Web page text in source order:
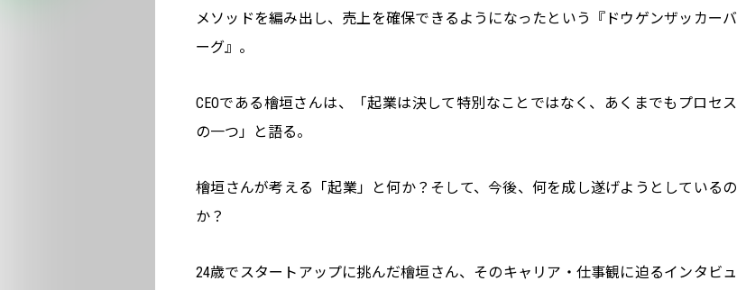
メソッドを編み出し、売上を確保できるようになったという『ドウゲンザッカーバ
ーグ』。
CEOである檜垣さんは、「起業は決して特別なことではなく、あくまでもプロセス
の一つ」と語る。
檜垣さんが考える「起業」と何か？そして、今後、何を成し遂げようとしているの
か？
24歳でスタートアップに挑んだ檜垣さん、そのキャリア・仕事観に迫るインタビュ